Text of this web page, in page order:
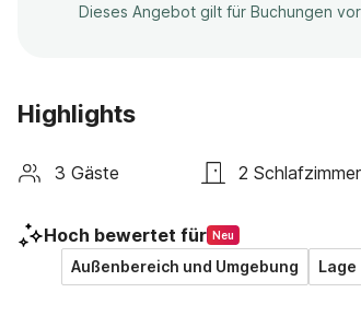
Dieses Angebot gilt für Buchungen
Highlights
3 Gäste 2 Schlafzimmer
Hoch bewertet für Neu
Außenbereich und Umgebung Lage